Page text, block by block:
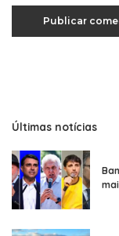
Últimas notícias